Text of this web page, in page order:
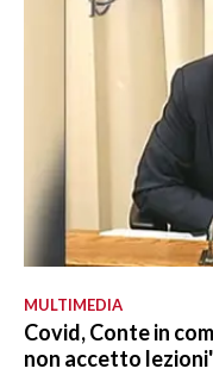
MULTIMEDIA
Covid, Conte in
non accetto